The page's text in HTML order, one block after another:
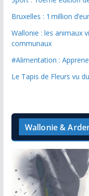
Bruxelles : 1 million
Wallonie : les animaux
communaux
#Alimentation :
Le Tapis de Fleurs vu
Wallonie &